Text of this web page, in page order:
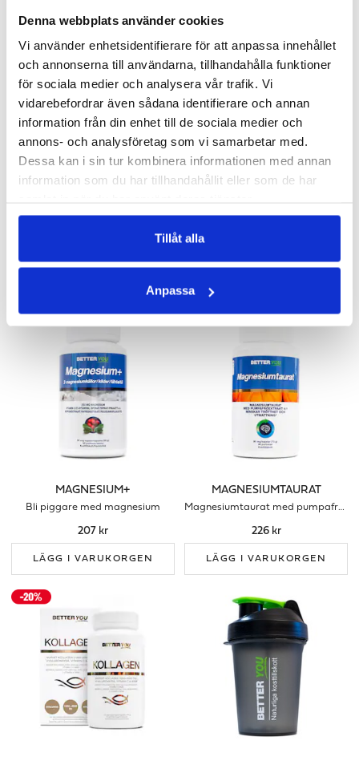
Denna webbplats använder cookies
Vi använder enhetsidentifierare för att anpassa innehållet
och annonserna till användarna, tillhandahålla funktioner
för sociala medier och analysera vår trafik. Vi
vidarebefordrar även sådana identifierare och annan
information från din enhet till de sociala medier och
annons- och analysföretag som vi samarbetar med.
Dessa kan i sin tur kombinera informationen med annan
information som du har tillhandahållit eller som de har
Tillåt alla
Anpassa
GRAAF´S ALL IN ONE BOOST BETAKAROTEN 50 MG
Med MCT-fett för bättre upptag!
ANDRA KÖPTE
MAGNESIUM+
Bli piggare med magnesium
207 kr
LÄGG I VARUKORGEN
MAGNESIUMTAURAT
Magnesiumtaurat med pumpafröextrakt
226 kr
LÄGG I VARUKORGEN